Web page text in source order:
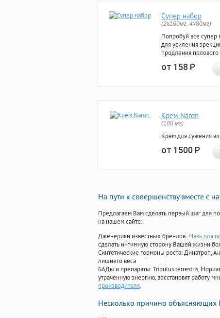
Супер набор
(2х160мг, 4х80мг)
Попробуй все супер
для усиления
продления полового
от 158Р
Крем Naron
(100 мг)
Крем для сужения
от 1500Р
На пути к совершенству вместе с
Предлагаем Вам сделать первый шаг для
на нашем сайте:
Дженерики известных брендов: Мазь для
сделать интимную сторону Вашей жизни
Синтетические гормоны роста: Динатроп,
лишнего веса
БАДы и препараты:Tribulus terrestris,
утраченную энергию, восстановят работу
производителя.
Несколько причино объясняющих